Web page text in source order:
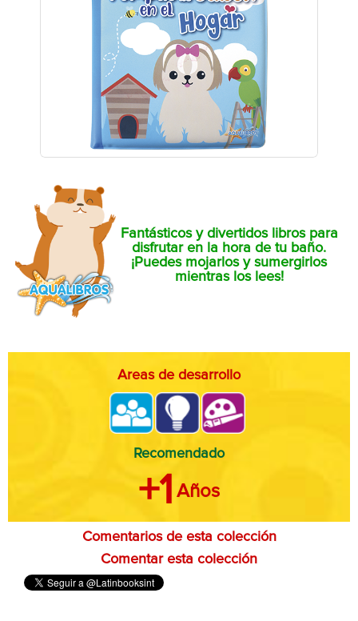
Fantásticos y divertidos libros para
disfrutar en la hora de tu baño.
¡Puedes mojarlos y sumergirlos
mientras los lees!
Areas de desarrollo
Recomendado
+1 Años
Comentarios de esta colección
Comentar esta colección